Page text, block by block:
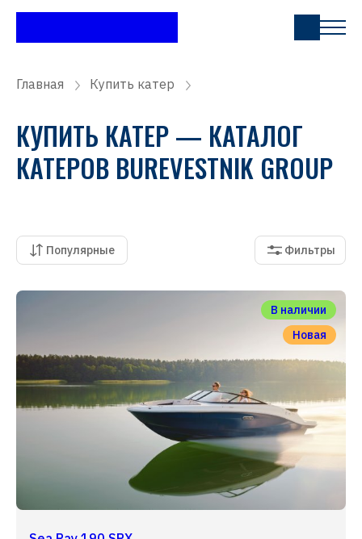
Главная Купить катер
КУПИТЬ КАТЕР — КАТАЛОГ
КАТЕРОВ BUREVESTNIK GROUP
Фильтры
Популярные
В наличии
Новая